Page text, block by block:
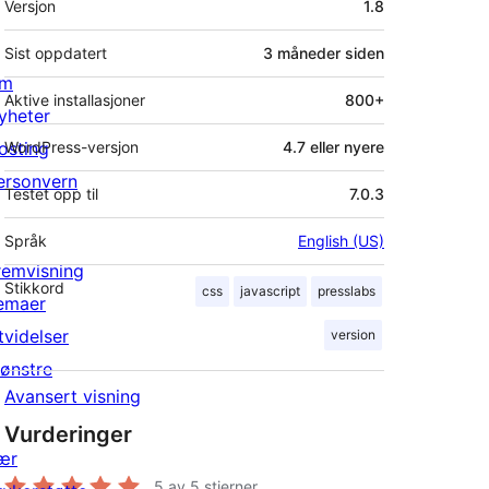
Versjon 1.8
Sist oppdatert 3 måneder siden
Aktive installasjoner 800+
WordPress-versjon 4.7 eller nyere
Testet opp til 7.0.3
Språk English (US)
Stikkord css javascript presslabs
version
Avansert visning
Vurderinger